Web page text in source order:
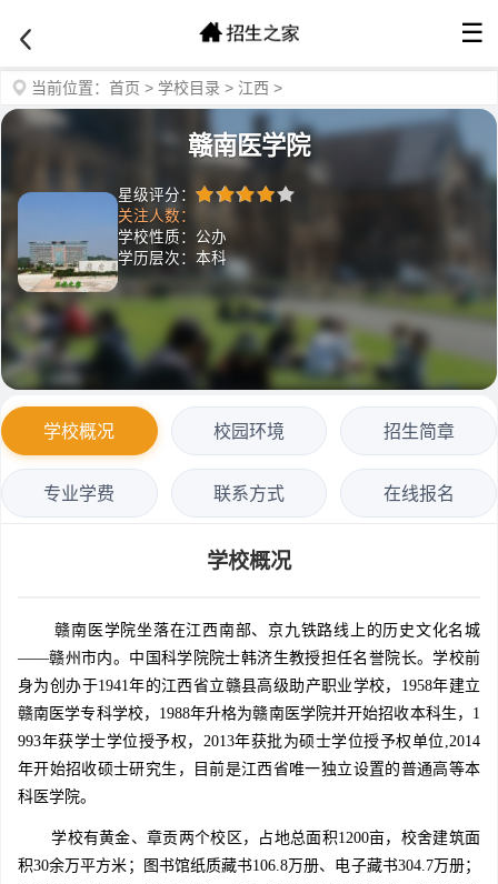
☰
当前位置： 首页 > 学校目录 > 江西 >
赣南医学院
星级评分：
关注人数：
学校性质：公办
学历层次：本科
学校概况 校园环境 招生简章
专业学费 联系方式 在线报名
学校概况
赣南医学院坐落在江西南部、京九铁路线上的历史文化名城
——赣州市内。中国科学院院士韩济生教授担任名誉院长。学校前
身为创办于1941年的江西省立赣县高级助产职业学校，1958年建立
赣南医学专科学校，1988年升格为赣南医学院并开始招收本科生，1
993年获学士学位授予权，2013年获批为硕士学位授予权单位,2014
年开始招收硕士研究生，目前是江西省唯一独立设置的普通高等本
科医学院。
学校有黄金、章贡两个校区，占地总面积1200亩，校舍建筑面
积30余万平方米；图书馆纸质藏书106.8万册、电子藏书304.7万册；